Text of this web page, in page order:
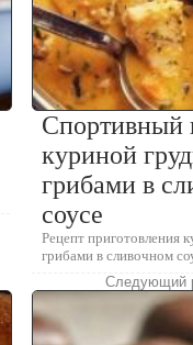
Спортивный
куриной
грибами в
соусе
Рецепт приготовления
грибами в сливочном
Следующий